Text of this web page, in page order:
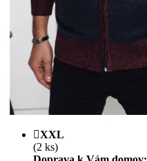
XXL
(2 ks)